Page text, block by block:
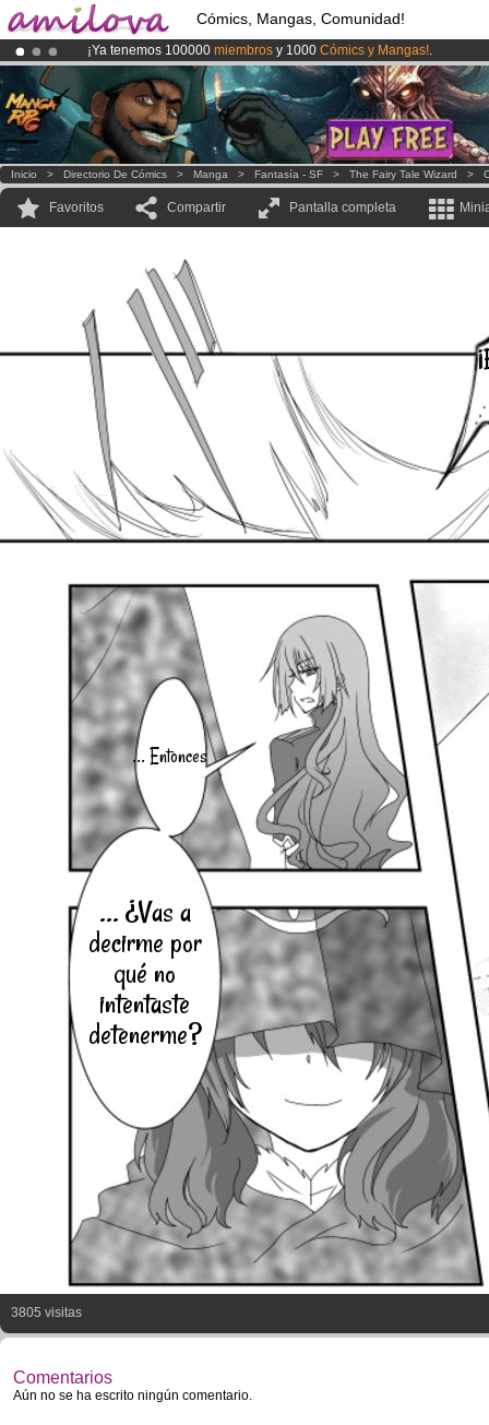
Cómics, Mangas, Comunidad!
¡Ya tenemos 100000 miembros y 1000 Cómics y Mangas!.
¡El Kickstarter Amilova está desormado lanzado!.
¡Conviertete en Premium por3.95 euros al mes!Hazte Premium ya
Inicio > Directorio De Cómics > Manga > Fantasía - SF > The Fairy Tale Wizard >
Favoritos Compartir Pantalla completa
... Entonces
... ¿Vas a
decirme por
qué no
intentaste
detenerme?
3805 visitas
Comentarios
Aún no se ha escrito ningún comentario.